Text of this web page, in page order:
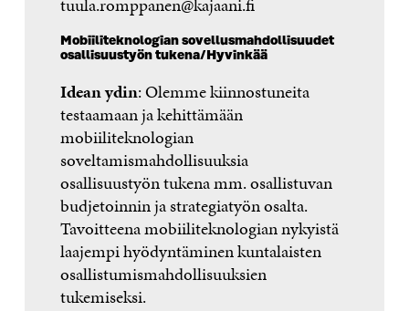
tuula.romppanen@kajaani.fi
Mobiiliteknologian sovellusmahdollisuudet
osallisuustyön tukena/Hyvinkää
Idean ydin: Olemme kiinnostuneita
testaamaan ja kehittämään
mobiiliteknologian
soveltamismahdollisuuksia
osallisuustyön tukena mm. osallistuvan
budjetoinnin ja strategiatyön osalta.
Tavoitteena mobiiliteknologian nykyistä
laajempi hyödyntäminen kuntalaisten
osallistumismahdollisuuksien
tukemiseksi.